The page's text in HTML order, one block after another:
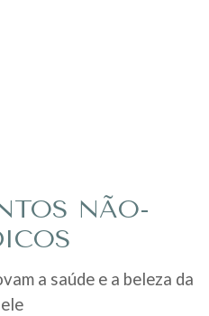
NÃO-
a saúde e a beleza da